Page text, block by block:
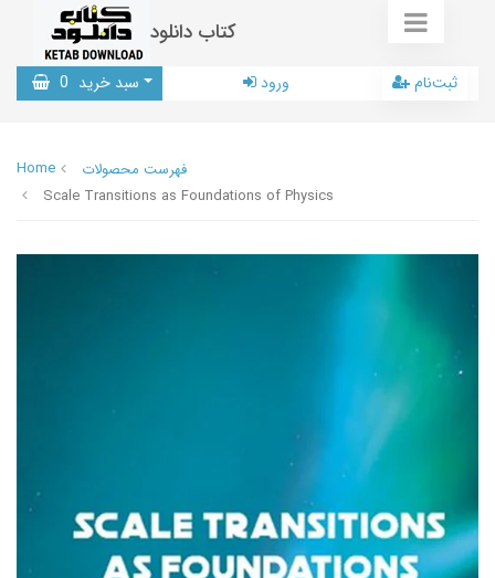
کتاب دانلود
سبد خرید 0 ورود ثبت‌نام
Home
فهرست محصولات
Scale Transitions as Foundations of Physics